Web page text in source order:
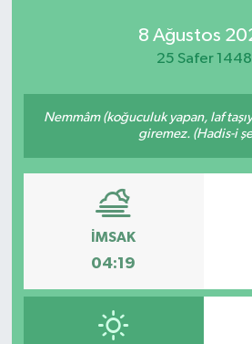
8 Ağustos
25 Safer 1448
Nemmâm (koğuculuk yapan, laf
giremez. (Hadis-i
İMSAK
04:19
KÜLTÜR - SANAT
ÖZEL HABER
SAĞLIK